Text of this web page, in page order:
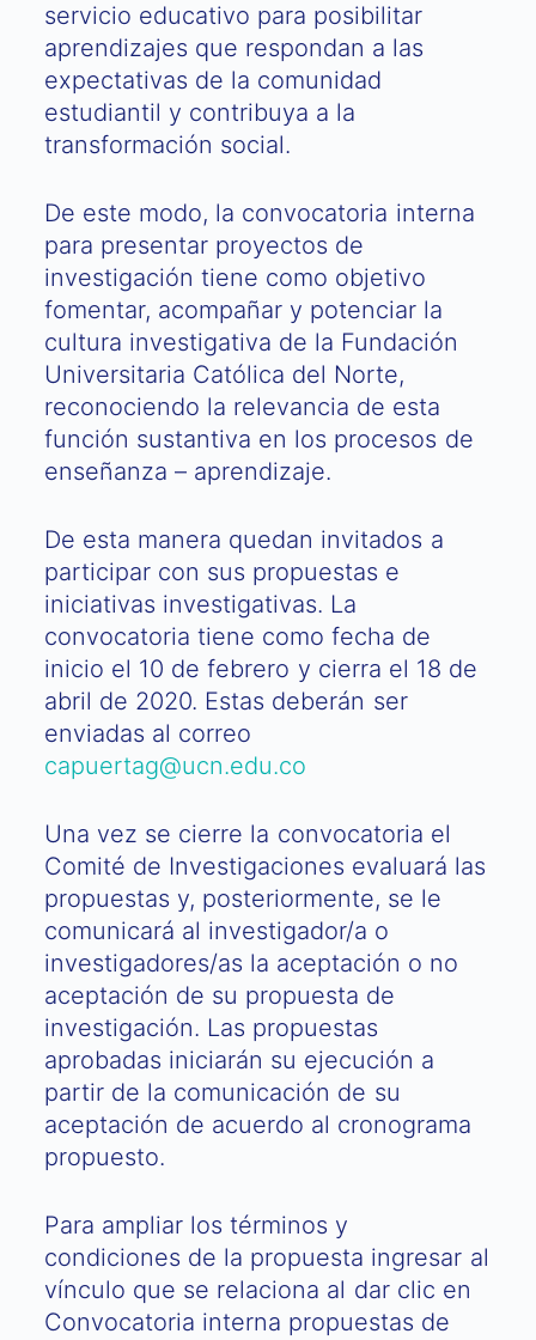
servicio educativo para posibilitar
aprendizajes que respondan a las
expectativas de la comunidad
estudiantil y contribuya a la
transformación social.
De este modo, la convocatoria interna
para presentar proyectos de
investigación tiene como objetivo
fomentar, acompañar y potenciar la
cultura investigativa de la Fundación
Universitaria Católica del Norte,
reconociendo la relevancia de esta
función sustantiva en los procesos de
enseñanza – aprendizaje.
De esta manera quedan invitados a
participar con sus propuestas e
iniciativas investigativas. La
convocatoria tiene como fecha de
inicio el 10 de febrero y cierra el 18 de
abril de 2020. Estas deberán ser
enviadas al correo
capuertag@ucn.edu.co
Una vez se cierre la convocatoria el
Comité de Investigaciones evaluará las
propuestas y, posteriormente, se le
comunicará al investigador/a o
investigadores/as la aceptación o no
aceptación de su propuesta de
investigación. Las propuestas
aprobadas iniciarán su ejecución a
partir de la comunicación de su
aceptación de acuerdo al cronograma
propuesto.
Para ampliar los términos y
condiciones de la propuesta ingresar al
vínculo que se relaciona al dar clic en
Convocatoria interna propuestas de